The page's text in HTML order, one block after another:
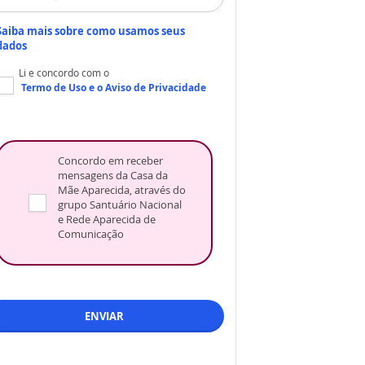
mais sobre como usamos seus
Li e concordo com o
Termo de Usoe oAviso de Privacidade
Concordo em receber
mensagens da Casa da
Mãe Aparecida, através do
grupo Santuário Nacional
e Rede Aparecida de
Comunicação
ENVIAR